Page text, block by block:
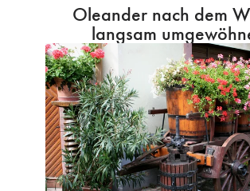
Oleander nach dem
langsam